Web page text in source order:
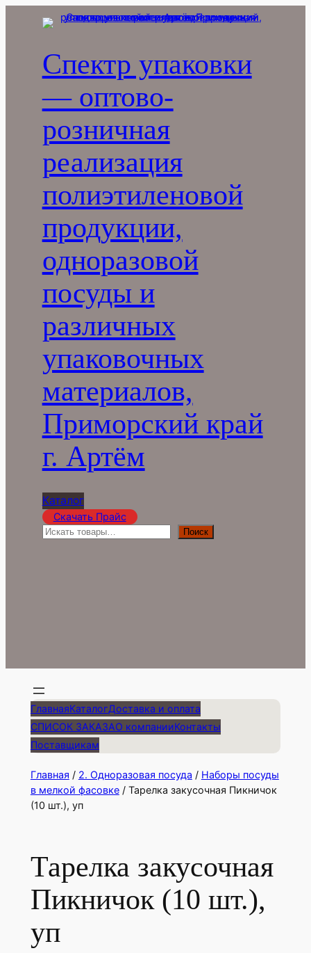
Перейти
Спектр упаковки
— оптово-
розничная
реализация
полиэтиленовой
продукции,
одноразовой
посуды и
различных
упаковочных
материалов,
Приморский край
г. Артём
Каталог
Скачать Прайс
П
Поиск
ГлавнаяКаталогДоставка и оплата
СПИСОК ЗАКАЗАО компанииКонтакты
Поставщикам
Главная / 2. Одноразовая посуда / Наборы посуды
в мелкой фасовке/ Тарелка закусочная Пикничок
(10 шт.), уп
Тарелка закусочная
Пикничок (10 шт.),
уп